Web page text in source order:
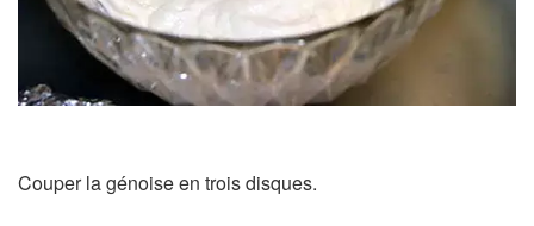
Couper la génoise en trois disques.